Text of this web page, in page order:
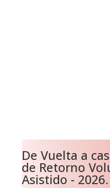
De Vuelta a
de Retorno
Asistido - 2026.